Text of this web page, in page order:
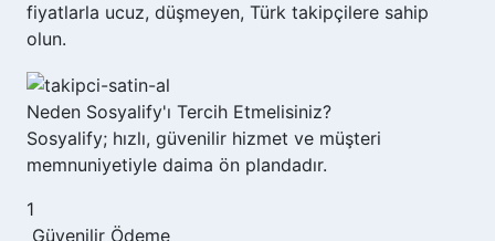
fiyatlarla ucuz, düşmeyen, Türk takipçilere sahip
olun.
Neden Sosyalify'ı Tercih Etmelisiniz?
Sosyalify; hızlı, güvenilir hizmet ve müşteri
memnuniyetiyle daima ön plandadır.
1
Güvenilir Ödeme